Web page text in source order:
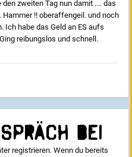
zweiten Tag nun damit .... das
Hammer !! oberaffengeil. und noch
Ich habe das Geld an ES aufs
reibungslos und schnell.
bei
registrieren. Wenn du bereits